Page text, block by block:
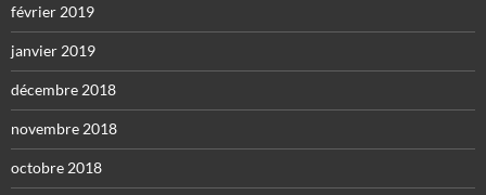
février 2019
janvier 2019
décembre 2018
novembre 2018
octobre 2018